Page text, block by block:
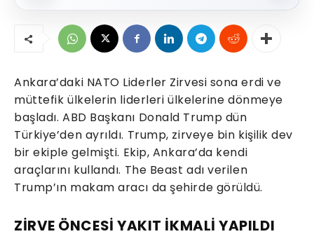
Ankara’daki NATO Liderler Zirvesi sona erdi ve
müttefik ülkelerin liderleri ülkelerine dönmeye
başladı. ABD Başkanı Donald Trump dün
Türkiye’den ayrıldı. Trump, zirveye bin kişilik dev
bir ekiple gelmişti. Ekip, Ankara’da kendi
araçlarını kullandı. The Beast adı verilen
Trump’ın makam aracı da şehirde görüldü.
ZİRVE ÖNCESİ YAKIT İKMALİ YAPILDI